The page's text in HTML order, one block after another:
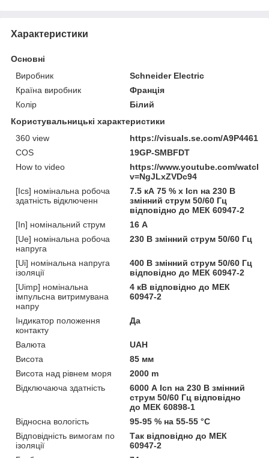
Характеристики
Основні
Виробник
Schneider Electric
Країна виробник
Франція
Колір
Білий
Користувальницькі характеристики
360 view
https://visuals.se.com/
COS
19GP-SMBFDT
How to video
https://www.youtube.com/watch?
v=NgJLxZVDc94
[Ics] номінальна робоча
здатність відключенн
7.5 кА 75 % x Icn на 230 В
змінний струм 50/60 Гц
відповідно до МЕК 60947-2
[In] номінальний струм
16 А
[Ue] номінальна робоча
напруга
230 В змінний струм 50/60 Гц
[Ui] номінальна напруга
ізоляції
400 В змінний струм 50/60 Гц
відповідно до МЕК 60947-2
[Uimp] номінальна
імпульсна витримувана
напру
4 кВ відповідно до МЕК
60947-2
Індикатор положення
контакту
Да
Валюта
UAH
Висота
85 мм
Висота над рівнем моря
2000 m
Відключаюча здатність
6000 А Icn на 230 В змінний
струм 50/60 Гц відповідно
до МЕК 60898-1
Відносна вологість
95-95 % на 55-55 °C
Відповідність вимогам по
ізоляції
Так відповідно до МЕК
60947-2